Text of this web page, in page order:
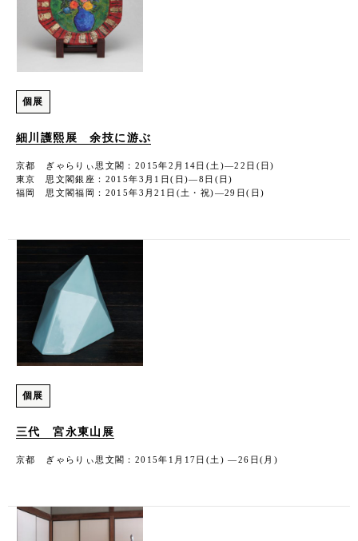
個展
細川護熙展 余技に游ぶ
京都 ぎゃらりぃ思文閣：2015年2月14日(土)―22日(日)
東京 思文閣銀座：2015年3月1日(日)―8日(日)
福岡 思文閣福岡：2015年3月21日(土・祝)―29日(日)
個展
三代 宮永東山展
京都 ぎゃらりぃ思文閣：2015年1月17日(土) ―26日(月)